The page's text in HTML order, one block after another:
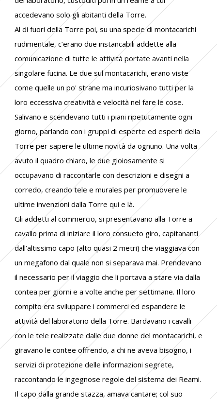
accedevano solo gli abitanti della Torre.
Al di fuori della Torre poi, su una specie di montacarichi
rudimentale, c’erano due instancabili addette alla
comunicazione di tutte le attività portate avanti nella
singolare fucina. Le due sul montacarichi, erano viste
come quelle un po' strane ma incuriosivano tutti per la
loro eccessiva creatività e velocità nel fare le cose.
Salivano e scendevano tutti i piani ripetutamente ogni
giorno, parlando con i gruppi di esperte ed esperti della
Torre per sapere le ultime novità da ognuno. Una volta
avuto il quadro chiaro, le due gioiosamente si
occupavano di raccontarle con descrizioni e disegni a
corredo, creando tele e murales per promuovere le
ultime invenzioni dalla Torre qui e là.
Gli addetti al commercio, si presentavano alla Torre a
cavallo prima di iniziare il loro consueto giro, capitananti
dall’altissimo capo (alto quasi 2 metri) che viaggiava con
un megafono dal quale non si separava mai. Prendevano
il necessario per il viaggio che li portava a stare via dalla
contea per giorni e a volte anche per settimane. Il loro
compito era sviluppare i commerci ed espandere le
attività del laboratorio della Torre. Bardavano i cavalli
con le tele realizzate dalle due donne del montacarichi, e
giravano le contee offrendo, a chi ne aveva bisogno, i
servizi di protezione delle informazioni segrete,
raccontando le ingegnose regole del sistema dei Reami.
Il capo dalla grande stazza, amava cantare; col suo